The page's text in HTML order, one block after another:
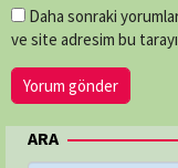
Daha sonraki
ve site adresim bu
ARA